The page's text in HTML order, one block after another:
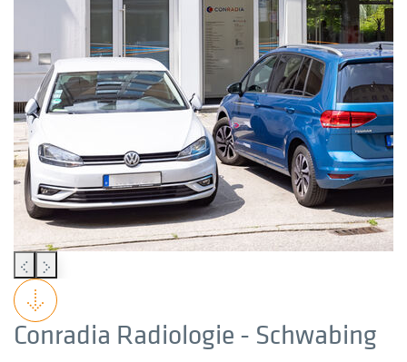
Conradia Radiologie - Schwabing